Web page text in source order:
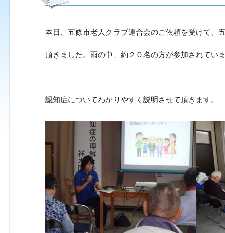
本日、五條市老人クラブ連合会のご依頼を受けて、
頂きました。雨の中、約２０名の方が参加されてい
認知症についてわかりやすく説明させて頂きます。